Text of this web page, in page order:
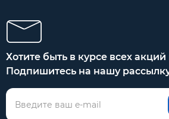
Хотите быть в курсе всех
Подпишитесь на нашу